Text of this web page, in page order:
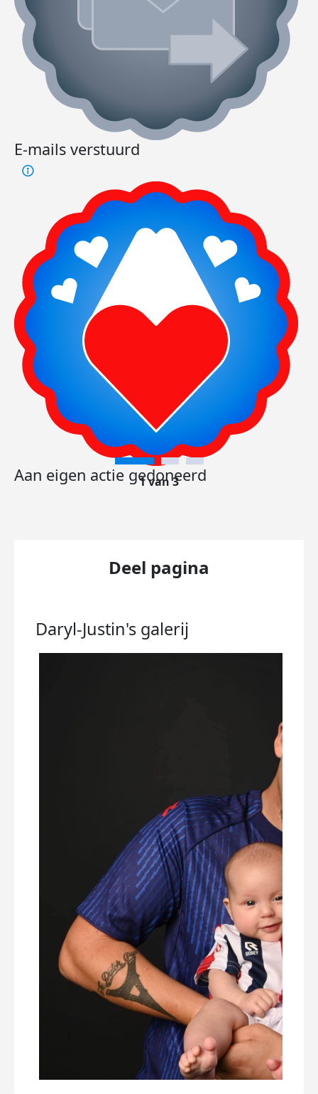
E-mails verstuurd
Aan eigen actie gedoneerd
1 van 3
Deel pagina
Daryl-Justin's galerij